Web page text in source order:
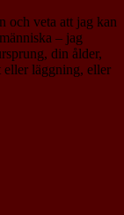
och veta att jag kan
– jag
din ålder,
läggning, eller